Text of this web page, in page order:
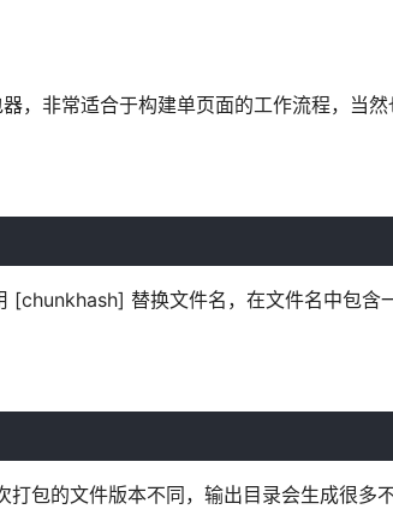
非常适合于构建单页面的工作流程，当
替换文件名，在文件名中包含
包的文件版本不同，输出目录会生成很多